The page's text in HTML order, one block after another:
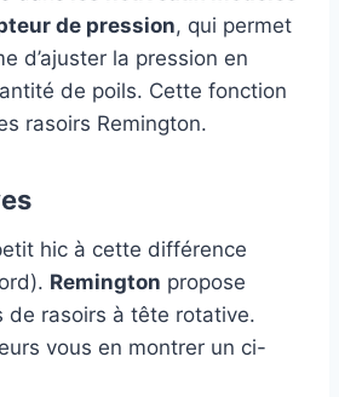
de pression, qui permet
d’ajuster la pression en
de poils. Cette fonction
rasoirs Remington.
hic à cette différence
Remington propose
de rasoirs à tête rotative.
vous en montrer un ci-